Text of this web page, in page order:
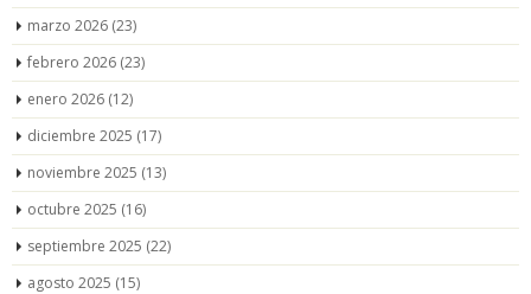
marzo 2026 (23)
febrero 2026 (23)
enero 2026 (12)
diciembre 2025 (17)
noviembre 2025 (13)
octubre 2025 (16)
septiembre 2025 (22)
agosto 2025 (15)